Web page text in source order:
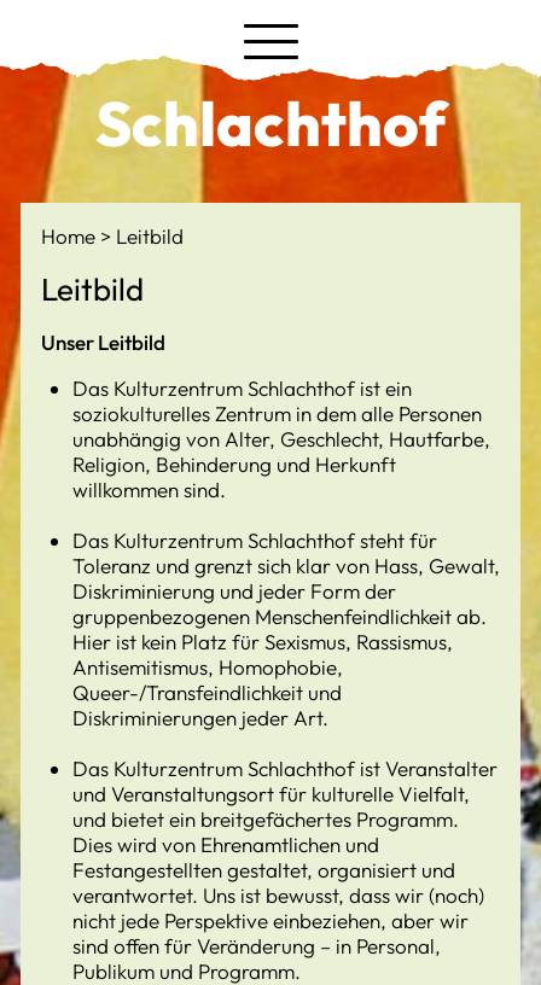
Schlachthof
Home Leitbild
Leitbild
Unser Leitbild
Das Kulturzentrum Schlachthof ist ein
soziokulturelles Zentrum in dem alle Personen
unabhängig von Alter, Geschlecht, Hautfarbe,
Religion, Behinderung und Herkunft
willkommen sind.
Das Kulturzentrum Schlachthof steht für
Toleranz und grenzt sich klar von Hass, Gewalt,
Diskriminierung und jeder Form der
gruppenbezogenen Menschenfeindlichkeit ab.
Hier ist kein Platz für Sexismus, Rassismus,
Antisemitismus, Homophobie,
Queer-/Transfeindlichkeit und
Diskriminierungen jeder Art.
Das Kulturzentrum Schlachthof ist Veranstalter
und Veranstaltungsort für kulturelle Vielfalt,
und bietet ein breitgefächertes Programm.
Dies wird von Ehrenamtlichen und
Festangestellten gestaltet, organisiert und
verantwortet. Uns ist bewusst, dass wir (noch)
nicht jede Perspektive einbeziehen, aber wir
sind offen für Veränderung – in Personal,
Publikum und Programm.